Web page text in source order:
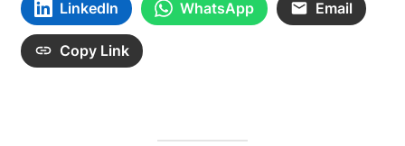
LinkedIn WhatsApp Email
Copy Link